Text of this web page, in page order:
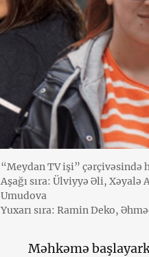
“Meydan TV işi” çərçivəsində
Aşağı sıra: Ülviyyə Əli,
Umudova
Yuxarı sıra: Ramin Deko,
Məhkəmə